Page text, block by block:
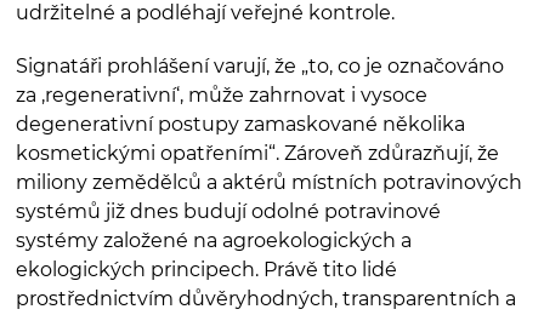
udržitelné a podléhají veřejné kontrole.
Signatáři prohlášení varují, že „to, co je označováno
za ‚regenerativní‘, může zahrnovat i vysoce
degenerativní postupy zamaskované několika
kosmetickými opatřeními“. Zároveň zdůrazňují, že
miliony zemědělců a aktérů místních potravinových
systémů již dnes budují odolné potravinové
systémy založené na agroekologických a
ekologických principech. Právě tito lidé
prostřednictvím důvěryhodných, transparentních a